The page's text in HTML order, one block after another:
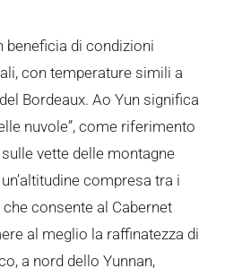
beneficia di condizioni
con temperature simili a
Bordeaux. Ao Yun significa
nuvole”, come riferimento
vette delle montagne
compresa tra i
consente al Cabernet
al meglio la raffinatezza di
a nord dello Yunnan,